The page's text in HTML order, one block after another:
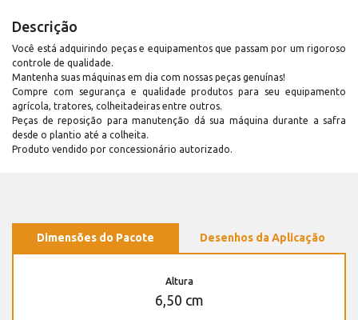
Descrição
Você está adquirindo peças e equipamentos que passam por um rigoroso
controle de qualidade.
Mantenha suas máquinas em dia com nossas peças genuínas!
Compre com segurança e qualidade produtos para seu equipamento
agrícola, tratores, colheitadeiras entre outros.
Peças de reposição para manutenção dá sua máquina durante a safra
desde o plantio até a colheita.
Produto vendido por concessionário autorizado.
Dimensões do Pacote Desenhos da Aplicação
Altura
6,50 cm